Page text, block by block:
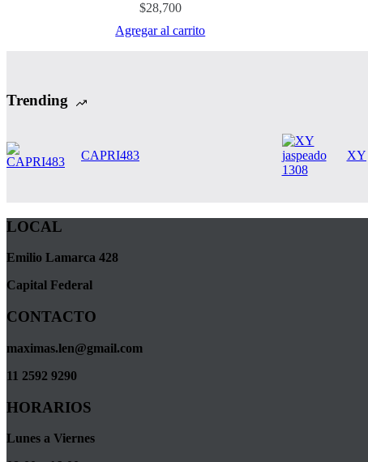
$28,700
Agregar al carrito
Trending
CAPRI483 XY
LOCAL
Emilio Lamarca 428
Capital Federal
CONTACTO
maximas.len@gmail.com
11 2592 9290
HORARIOS
Lunes a Viernes